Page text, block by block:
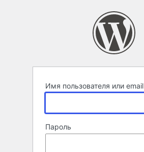
Имя пользователя или email
Пароль